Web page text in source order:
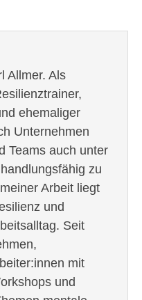
Allmer. Als
ehemaliger
Unternehmen
Teams auch unter
zu
Arbeit liegt
und
Seit
mit
und